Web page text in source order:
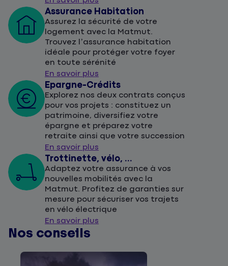
Assurance Habitation
Assurez la sécurité de votre
logement avec la Matmut.
Trouvez l’assurance habitation
idéale pour protéger votre foyer
en toute sérénité
En savoir plus
Epargne-Crédits
Explorez nos deux contrats conçus
pour vos projets : constituez un
patrimoine, diversifiez votre
épargne et préparez votre
retraite ainsi que votre succession
En savoir plus
Trottinette, vélo, ...
Adaptez votre assurance à vos
nouvelles mobilités avec la
Matmut. Profitez de garanties sur
mesure pour sécuriser vos trajets
en vélo électrique
En savoir plus
Nos conseils